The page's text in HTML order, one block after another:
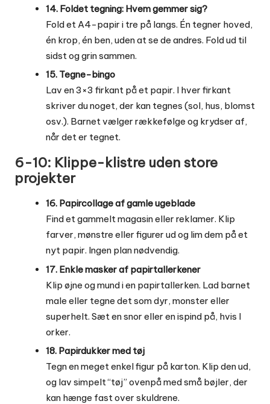
14. Foldet tegning: Hvem gemmer sig?
Fold et A4-papir i tre på langs. Én tegner hoved,
én krop, én ben, uden at se de andres. Fold ud til
sidst og grin sammen.
15. Tegne-bingo
Lav en 3×3 firkant på et papir. I hver firkant
skriver du noget, der kan tegnes (sol, hus, blomst
osv.). Barnet vælger rækkefølge og krydser af,
når det er tegnet.
6-10: Klippe-klistre uden store
projekter
16. Papircollage af gamle ugeblade
Find et gammelt magasin eller reklamer. Klip
farver, mønstre eller figurer ud og lim dem på et
nyt papir. Ingen plan nødvendig.
17. Enkle masker af papirtallerkener
Klip øjne og mund i en papirtallerken. Lad barnet
male eller tegne det som dyr, monster eller
superhelt. Sæt en snor eller en ispind på, hvis I
orker.
18. Papirdukker med tøj
Tegn en meget enkel figur på karton. Klip den ud,
og lav simpelt “tøj” ovenpå med små bøjler, der
kan hænge fast over skuldrene.